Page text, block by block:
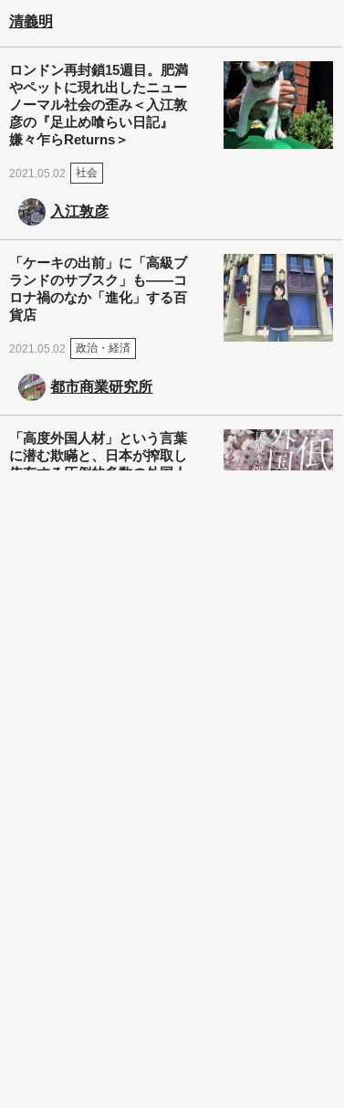
清義明
ロンドン再封鎖15週目。肥満
やペットに現れ出したニュー
ノーマル社会の歪み＜入江敦
彦の『足止め喰らい日記』
嫌々乍らReturns＞
2021.05.02 社会
入江敦彦
「ケーキの出前」に「高級ブ
ランドのサブスク」も――コ
ロナ禍のなか「進化」する百
貨店
2021.05.02 政治・経済
都市商業研究所
「高度外国人材」という言葉
に潜む欺瞞と、日本が搾取し
依存する圧倒的多数の外国人